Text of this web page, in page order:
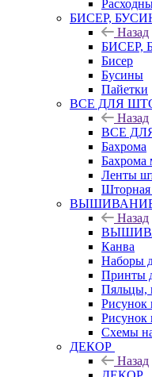
БИСЕР,
Назад
БИСЕР,
Бисер
Бусины
Пайетки
ВСЕ ДЛЯ
Назад
ВСЕ
Бахрома
Бахрома
Ленты
Шторная
Назад
Канва
Наборы
Принты
Пяльцы,
Рисунок
Рисунок
Схемы
ДЕКОР
Назад